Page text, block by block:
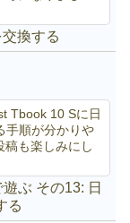
換する
Tbook 10 Sに日
手順が分かりや
も楽しみにし
ぶ その13: 日
る